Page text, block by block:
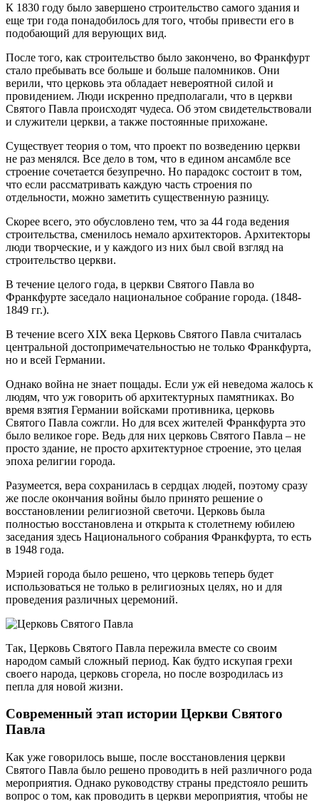
К 1830 году было завершено строительство самого здания и
еще три года понадобилось для того, чтобы привести его в
подобающий для верующих вид.
После того, как строительство было закончено, во Франкфурт
стало пребывать все больше и больше паломников. Они
верили, что церковь эта обладает невероятной силой и
провидением. Люди искренно предполагали, что в церкви
Святого Павла происходят чудеса. Об этом свидетельствовали
и служители церкви, а также постоянные прихожане.
Существует теория о том, что проект по возведению церкви
не раз менялся. Все дело в том, что в едином ансамбле все
строение сочетается безупречно. Но парадокс состоит в том,
что если рассматривать каждую часть строения по
отдельности, можно заметить существенную разницу.
Скорее всего, это обусловлено тем, что за 44 года ведения
строительства, сменилось немало архитекторов. Архитекторы
люди творческие, и у каждого из них был свой взгляд на
строительство церкви.
В течение целого года, в церкви Святого Павла во
Франкфурте заседало национальное собрание города. (1848-
1849 гг.).
В течение всего XIX века Церковь Святого Павла считалась
центральной достопримечательностью не только Франкфурта,
но и всей Германии.
Однако война не знает пощады. Если уж ей неведома жалось к
людям, что уж говорить об архитектурных памятниках. Во
время взятия Германии войсками противника, церковь
Святого Павла сожгли. Но для всех жителей Франкфурта это
было великое горе. Ведь для них церковь Святого Павла – не
просто здание, не просто архитектурное строение, это целая
эпоха религии города.
Разумеется, вера сохранилась в сердцах людей, поэтому сразу
же после окончания войны было принято решение о
восстановлении религиозной светочи. Церковь была
полностью восстановлена и открыта к столетнему юбилею
заседания здесь Национального собрания Франкфурта, то есть
в 1948 года.
Мэрией города было решено, что церковь теперь будет
использоваться не только в религиозных целях, но и для
проведения различных церемоний.
Так, Церковь Святого Павла пережила вместе со своим
народом самый сложный период. Как будто искупая грехи
своего народа, церковь сгорела, но после возродилась из
пепла для новой жизни.
Современный этап истории Церкви Святого
Павла
Как уже говорилось выше, после восстановления церкви
Святого Павла было решено проводить в ней различного рода
мероприятия. Однако руководству страны предстояло решить
вопрос о том, как проводить в церкви мероприятия, чтобы не